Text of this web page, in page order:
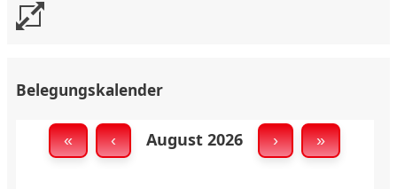
Belegungskalender
« ‹ August 2026 › »